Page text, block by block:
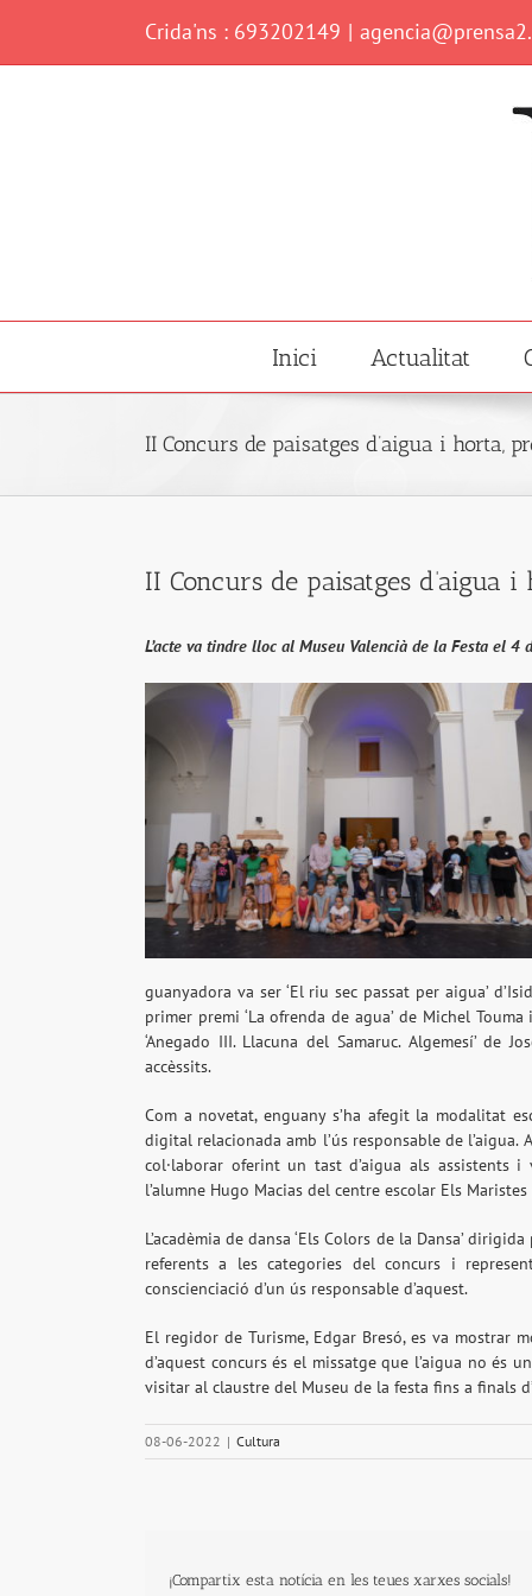
content
Crida'ns : 693202149 |
Inici Actualitat
II Concurs de paisatges d’aigua i horta,
II Concurs de paisatges d’aigua
L’acte va tindre lloc al Museu Valencià de la Festa el
guanyadora va ser ‘El riu sec passat per aigua’
primer premi ‘La ofrenda de agua’ de Michel
‘Anegado III. Llacuna del Samaruc. Algemesí’ de
accèssits.
Com a novetat, enguany s’ha afegit la modalitat
digital relacionada amb l’ús responsable de
col·laborar oferint un tast d’aigua als assistents
l’alumne Hugo Macias del centre escolar Els
L’acadèmia de dansa ‘Els Colors de la Dansa’
referents a les categories del concurs i
conscienciació d’un ús responsable d’aquest.
El regidor de Turisme, Edgar Bresó, es va mostrar
d’aquest concurs és el missatge que l’aigua no és
visitar al claustre del Museu de la festa fins a finals
08-06-2022 | Cultura
¡Compartix esta notícia en les teues xarxes socials!